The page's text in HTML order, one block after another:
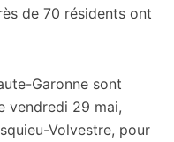
de 70 résidents ont
Garonne sont
vendredi 29 mai,
Volvestre, pour